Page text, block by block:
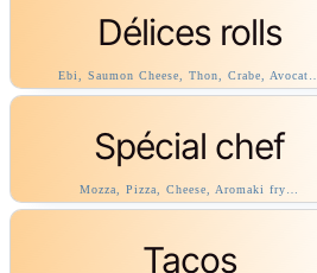
Délices rolls
Ebi, Saumon Cheese, Thon, Crabe, Avocat…
Spécial chef
Mozza, Pizza, Cheese, Aromaki fry…
Tacos